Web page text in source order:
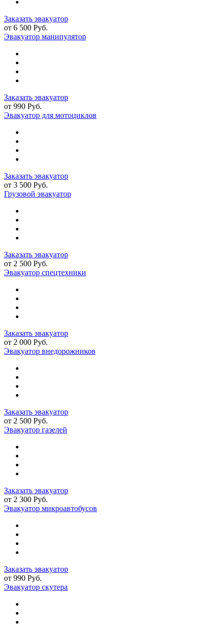
Заказать эвакуатор
от 6 500 Руб.
Эвакуатор манипулятор
Заказать эвакуатор
от 990 Руб.
Эвакуатор для мотоциклов
Заказать эвакуатор
от 3 500 Руб.
Грузовой эвакуатор
Заказать эвакуатор
от 2 500 Руб.
Эвакуатор спецтехники
Заказать эвакуатор
от 2 000 Руб.
Эвакуатор внедорожников
Заказать эвакуатор
от 2 500 Руб.
Эвакуатор газелей
Заказать эвакуатор
от 2 300 Руб.
Эвакуатор микроавтобусов
Заказать эвакуатор
от 990 Руб.
Эвакуатор скутера